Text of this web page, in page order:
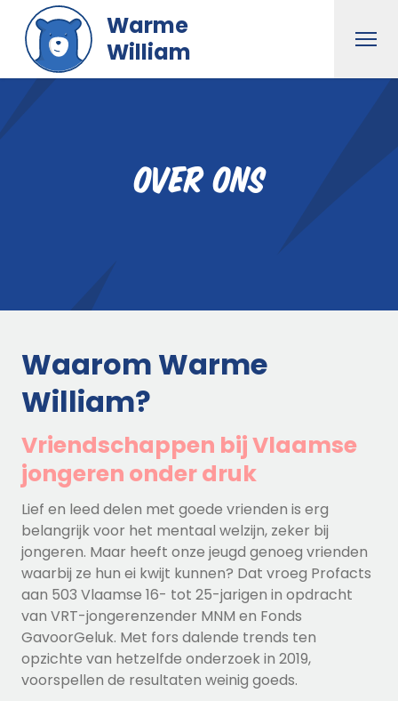
Naar hoofdinhoud gaan
Warme
William
Over ons
Waarom Warme
William?
Vriendschappen bij Vlaamse
jongeren onder druk
Lief en leed delen met goede vrienden is erg
belangrijk voor het mentaal welzijn, zeker bij
jongeren. Maar heeft onze jeugd genoeg vrienden
waarbij ze hun ei kwijt kunnen? Dat vroeg Profacts
aan 503 Vlaamse 16- tot 25-jarigen in opdracht
van VRT-jongerenzender MNM en Fonds
GavoorGeluk. Met fors dalende trends ten
opzichte van hetzelfde onderzoek in 2019,
voorspellen de resultaten weinig goeds.